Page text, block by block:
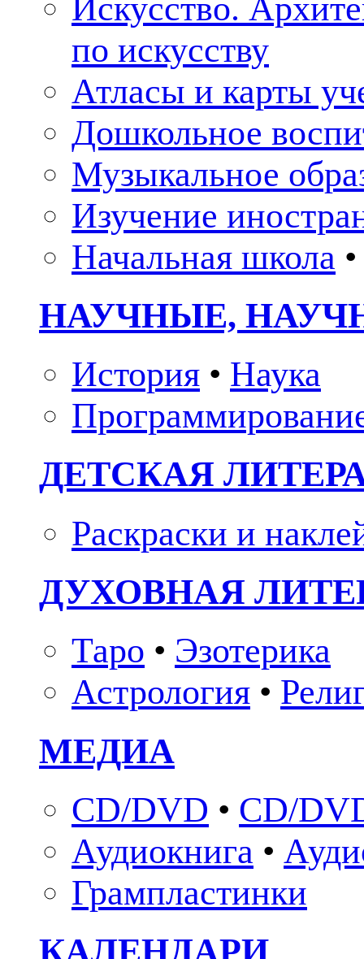
Искусство.
по искусству
Атласы и карты
Дошкольное
Музыкальное
Изучение
Начальная школа •
НАУЧНЫЕ,
История • Наука
ДЕТСКАЯ
Раскраски и
ДУХОВНАЯ
Таро • Эзотерика
Астрология •
МЕДИА
CD/DVD • CD/
Аудиокнига •
Грампластинки